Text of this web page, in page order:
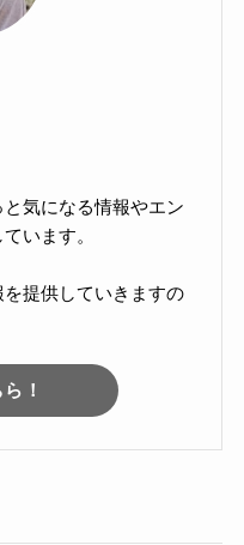
気になる情報やエン
います。
提供していきますの
！